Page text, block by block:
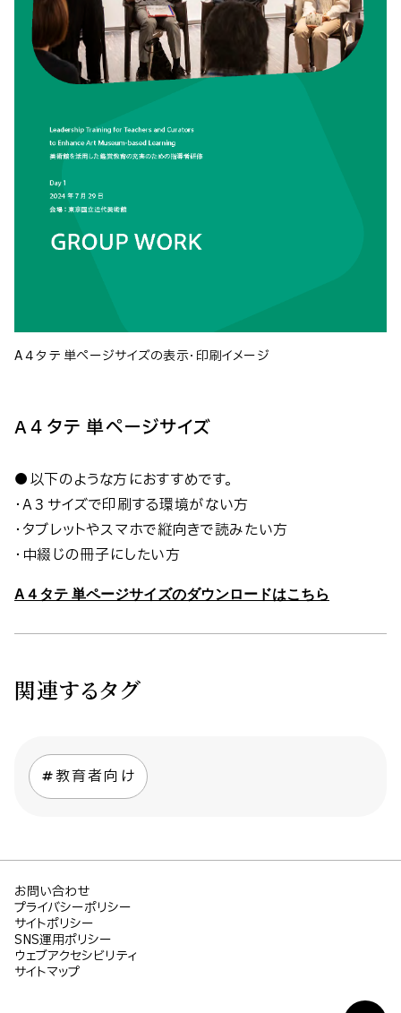
A４タテ 単ページサイズの表示・印刷イメージ
A４タテ 単ページサイズ
●以下のような方におすすめです。
・A３サイズで印刷する環境がない方
・タブレットやスマホで縦向きで読みたい方
・中綴じの冊子にしたい方
A４タテ 単ページサイズのダウンロードはこちら
関連するタグ
教育者向け
お問い合わせ
プライバシーポリシー
サイトポリシー
SNS運用ポリシー
ウェブアクセシビリティ
サイトマップ